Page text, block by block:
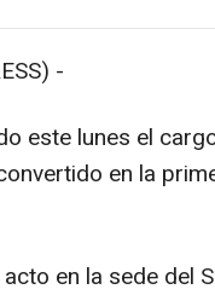
-
este lunes el
en la
en la sede del